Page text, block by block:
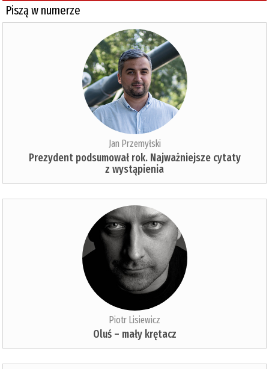
Piszą w numerze
Jan Przemyłski
Prezydent podsumował rok. Najważniejsze cytaty
z wystąpienia
Piotr Lisiewicz
Oluś – mały krętacz